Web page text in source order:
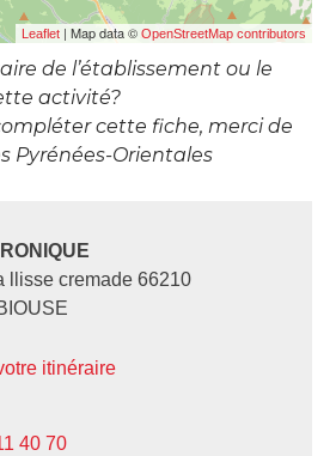
Leaflet | Map data © OpenStreetMap contributors
de l’établissement ou le
activité?
cette fiche, merci de
Pyrénées-Orientales
llisse cremade 66210
itinéraire
40 70